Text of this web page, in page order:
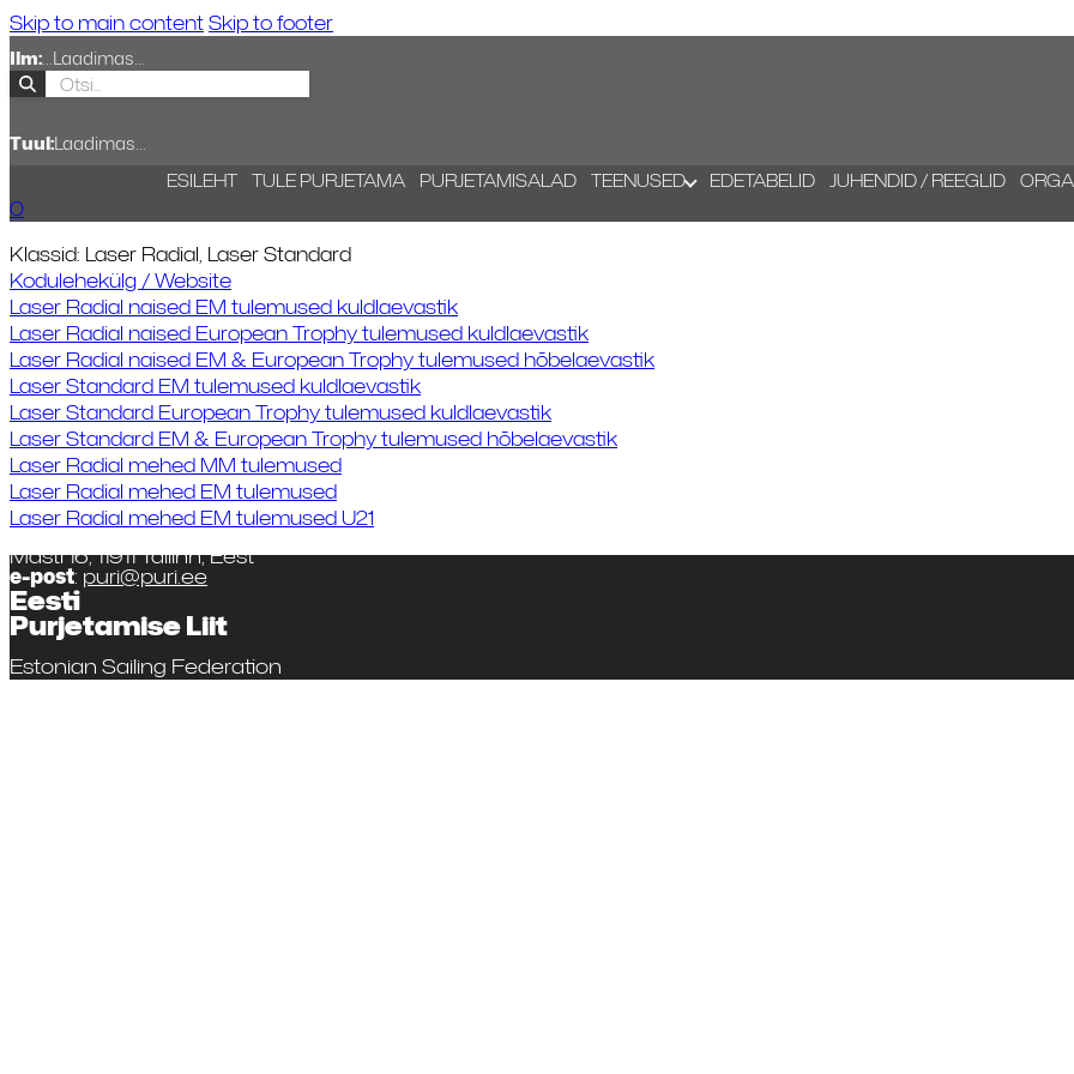
Skip to main contentSkip to footer
Ilm:...Laadimas...
Tuul:Laadimas...
ESILEHT TULE PURJETAMA PURJETAMISALAD TEENUSED EDETABELID JUHENDID / REEGLID
0
Klassid: Laser Radial, Laser Standard
Kodulehekülg / Website
Laser Radial naised EM tulemused kuldlaevastik
Laser Radial naised European Trophy tulemused kuldlaevastik
Laser Radial naised EM & European Trophy tulemused hõbelaevastik
Laser Standard EM tulemused kuldlaevastik
Laser Standard European Trophy tulemused kuldlaevastik
Laser Standard EM & European Trophy tulemused hõbelaevastik
Laser Radial mehed MM tulemused
Laser Radial mehed EM tulemused
Laser Radial mehed EM tulemused U21
Masti 16, 11911 Tallinn, Eest
e-post: puri@puri.ee
Eesti
Purjetamise Liit
Estonian Sailing Federation